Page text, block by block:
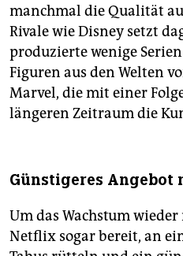
manchmal die Qualität
Rivale wie Disney setzt
produzierte wenige
Figuren aus den Welten
Marvel, die mit einer
längeren Zeitraum die
Günstigeres Angebot
Um das Wachstum
Netflix sogar bereit, an